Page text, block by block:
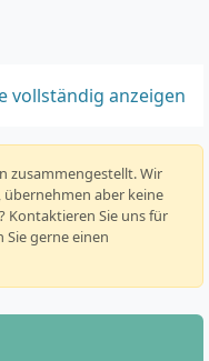
vollständig anzeigen
zusammengestellt. Wir
aber keine
Kontaktieren Sie uns für
Sie gerne einen